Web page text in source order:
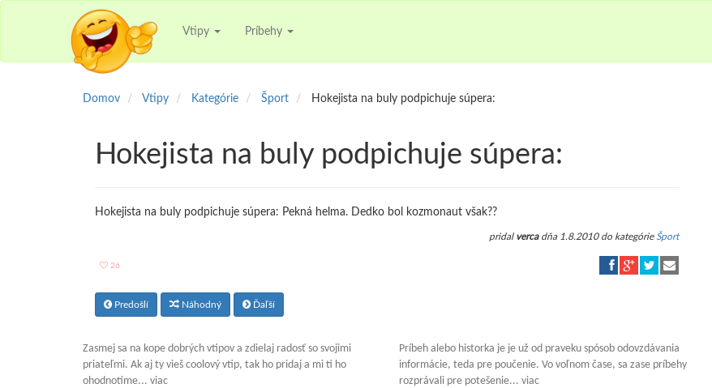
Vtipy Príbehy
Domov Vtipy Kategórie Šport Hokejista na buly podpichuje súpera:
Hokejista na buly podpichuje súpera:
Hokejista na buly podpichuje súpera: Pekná helma. Dedko bol kozmonaut však??
pridal vercadňa 1.8.2010 do kategórie Šport
26
Predošlí Náhodný Ďaľší
Zasmej sa na kope dobrých vtipov a zdielaj radosť so svojimi
priateľmi. Ak aj ty vieš coolový vtip, tak ho pridaj a mi ti ho
ohodnotíme... viac
Príbeh alebo historka je je už od praveku spósob odovzdávania
informácie, teda pre poučenie. Vo voľnom čase, sa zase príbehy
rozprávali pre potešenie... viac